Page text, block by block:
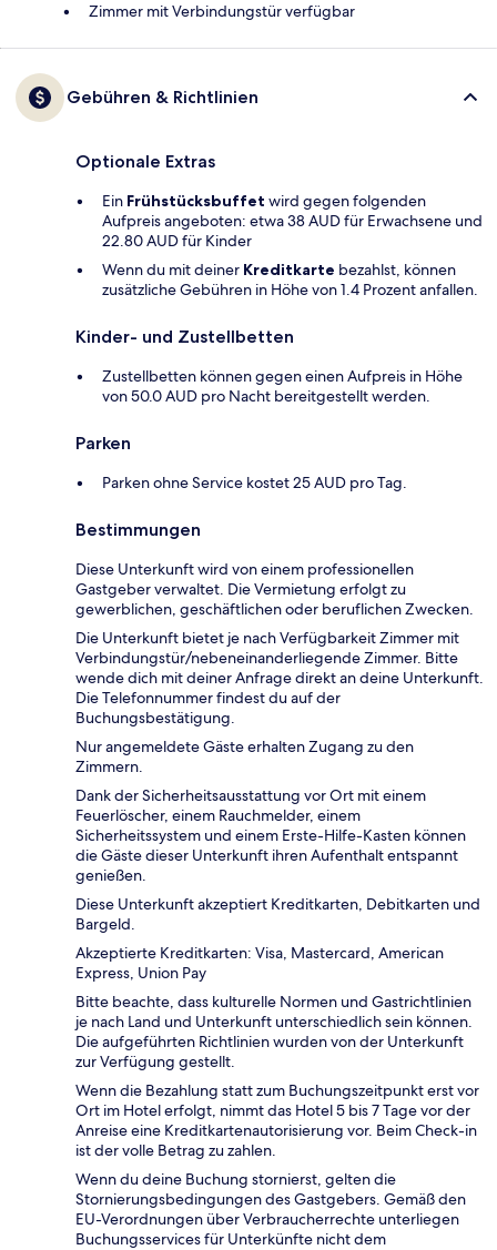
Zimmer mit Verbindungstür verfügbar
Gebühren & Richtlinien
Optionale Extras
Ein Frühstücksbuffet wird gegen folgenden
Aufpreis angeboten: etwa 38 AUD für Erwachsene und
22.80 AUD für Kinder
Wenn du mit deiner Kreditkarte bezahlst, können
zusätzliche Gebühren in Höhe von 1.4 Prozent anfallen.
Kinder- und Zustellbetten
Zustellbetten können gegen einen Aufpreis in Höhe
von 50.0 AUD pro Nacht bereitgestellt werden.
Parken
Parken ohne Service kostet 25 AUD pro Tag.
Bestimmungen
Diese Unterkunft wird von einem professionellen
Gastgeber verwaltet. Die Vermietung erfolgt zu
gewerblichen, geschäftlichen oder beruflichen Zwecken.
Die Unterkunft bietet je nach Verfügbarkeit Zimmer mit
Verbindungstür/nebeneinanderliegende Zimmer. Bitte
wende dich mit deiner Anfrage direkt an deine Unterkunft.
Die Telefonnummer findest du auf der
Buchungsbestätigung.
Nur angemeldete Gäste erhalten Zugang zu den
Zimmern.
Dank der Sicherheitsausstattung vor Ort mit einem
Feuerlöscher, einem Rauchmelder, einem
Sicherheitssystem und einem Erste-Hilfe-Kasten können
die Gäste dieser Unterkunft ihren Aufenthalt entspannt
genießen.
Diese Unterkunft akzeptiert Kreditkarten, Debitkarten und
Bargeld.
Akzeptierte Kreditkarten: Visa, Mastercard, American
Express, Union Pay
Bitte beachte, dass kulturelle Normen und Gastrichtlinien
je nach Land und Unterkunft unterschiedlich sein können.
Die aufgeführten Richtlinien wurden von der Unterkunft
zur Verfügung gestellt.
Wenn die Bezahlung statt zum Buchungszeitpunkt erst vor
Ort im Hotel erfolgt, nimmt das Hotel 5 bis 7 Tage vor der
Anreise eine Kreditkartenautorisierung vor. Beim Check-in
ist der volle Betrag zu zahlen.
Wenn du deine Buchung stornierst, gelten die
Stornierungsbedingungen des Gastgebers. Gemäß den
EU-Verordnungen über Verbraucherrechte unterliegen
Buchungsservices für Unterkünfte nicht dem